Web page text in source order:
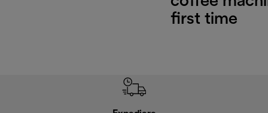
first time